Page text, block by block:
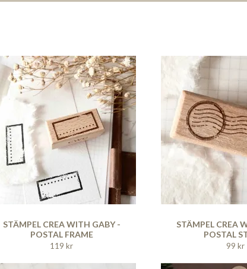
STÄMPEL CREA WITH GABY -
POSTAL FRAME
119 kr
STÄMPEL CREA
POSTAL
99 kr